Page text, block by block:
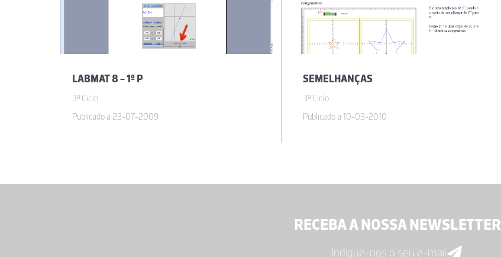
LABMAT 8 - 1º P
3º Ciclo
Publicado a 23-07-2009
SEMELHANÇAS
3º Ciclo
Publicado a 10-03-2010
RECEBA A NOSSA NEWSLETTER